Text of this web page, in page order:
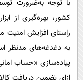
با توجه به‌ضرورت
کشور، بهره‌گیری از
راستای افزایش امنیت
به دغدغه‌های مدنظر
پیاده‌سازی «حساب